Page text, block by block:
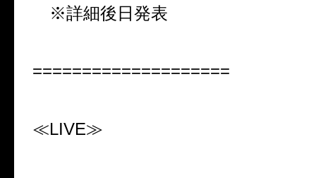
※詳細後日発表
====================
≪LIVE≫